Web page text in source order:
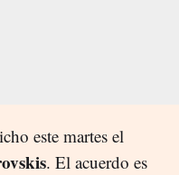
este martes el
. El acuerdo es